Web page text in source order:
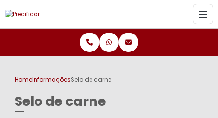
HomeInformaçõesSelo de carne
Selo de carne